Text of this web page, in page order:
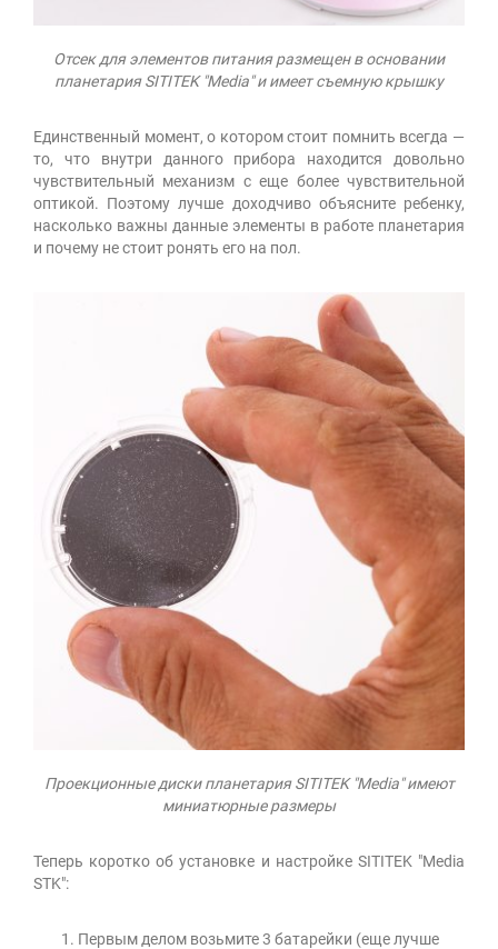
Отсек для элементов питания размещен в основании
планетария SITITEK "Media" и имеет съемную крышку
Единственный момент, о котором стоит помнить всегда —
то, что внутри данного прибора находится довольно
чувствительный механизм с еще более чувствительной
оптикой. Поэтому лучше доходчиво объясните ребенку,
насколько важны данные элементы в работе планетария
и почему не стоит ронять его на пол.
Проекционные диски планетария SITITEK "Media" имеют
миниатюрные размеры
Теперь коротко об установке и настройке SITITEK "Media
STK":
Первым делом возьмите 3 батарейки (еще лучше